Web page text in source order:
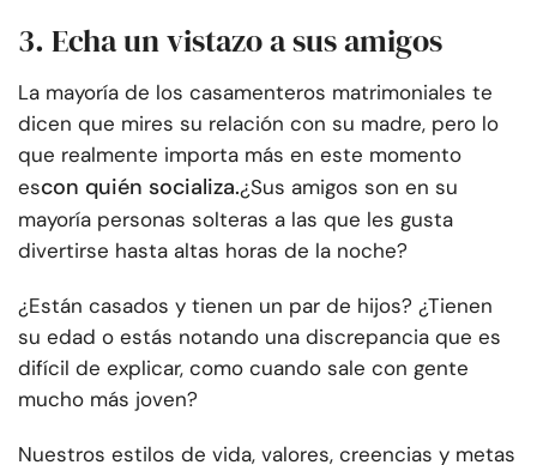
3. Echa un vistazo a sus amigos
La mayoría de los casamenteros matrimoniales te
dicen que mires su relación con su madre, pero lo
que realmente importa más en este momento
escon quién socializa.¿Sus amigos son en su
mayoría personas solteras a las que les gusta
divertirse hasta altas horas de la noche?
¿Están casados y tienen un par de hijos? ¿Tienen
su edad o estás notando una discrepancia que es
difícil de explicar, como cuando sale con gente
mucho más joven?
Nuestros estilos de vida, valores, creencias y metas